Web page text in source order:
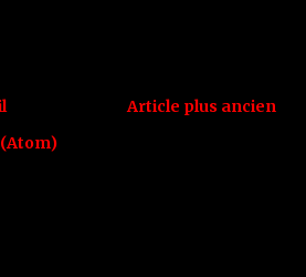
Article plus ancien